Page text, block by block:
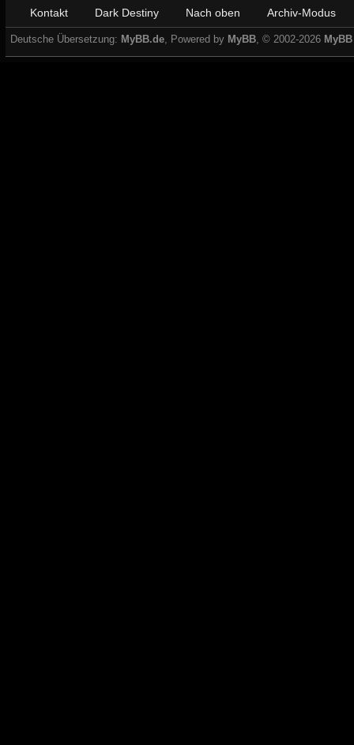
Kontakt Dark Destiny Nach oben Archiv-Modus
Deutsche Übersetzung: MyBB.de , Powered by MyBB , © 2002-2026